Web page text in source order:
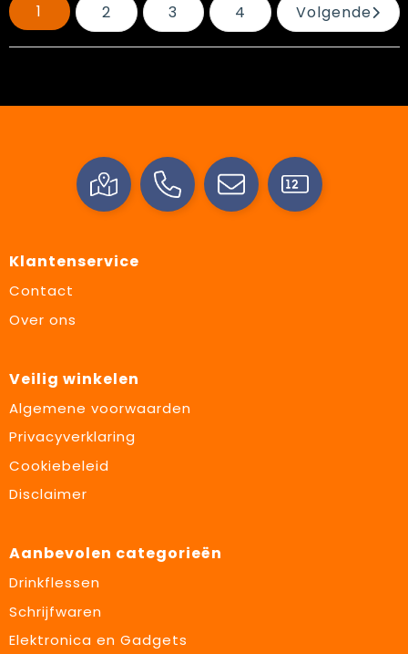
1 2 3 4 Volgende
Klantenservice
Contact
Over ons
Veilig winkelen
Algemene voorwaarden
Privacyverklaring
Cookiebeleid
Disclaimer
Aanbevolen categorieën
Drinkflessen
Schrijfwaren
Elektronica en Gadgets